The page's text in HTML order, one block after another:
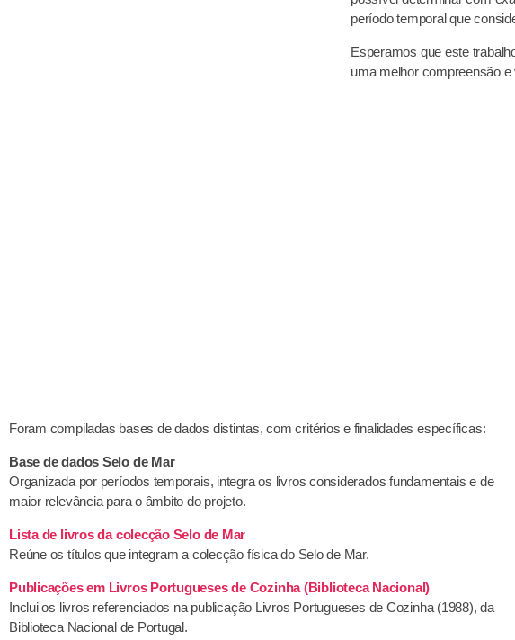
período temporal que
Esperamos que este
uma melhor compreensão
Foram compiladas bases de dados distintas, com critérios e finalidades específicas:
Base de dados Selo de Mar
Organizada por períodos temporais, integra os livros considerados fundamentais e de
maior relevância para o âmbito do projeto.
Lista de livros da colecção Selo de Mar
Reúne os títulos que integram a colecção física do Selo de Mar.
Publicações em Livros Portugueses de Cozinha (Biblioteca Nacional)
Inclui os livros referenciados na publicação Livros Portugueses de Cozinha (1988), da
Biblioteca Nacional de Portugal.